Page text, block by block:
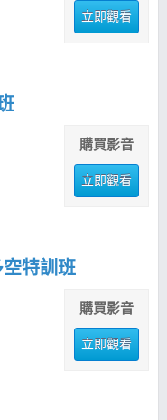
立即觀看
購買影音
立即觀看
特訓班
購買影音
立即觀看